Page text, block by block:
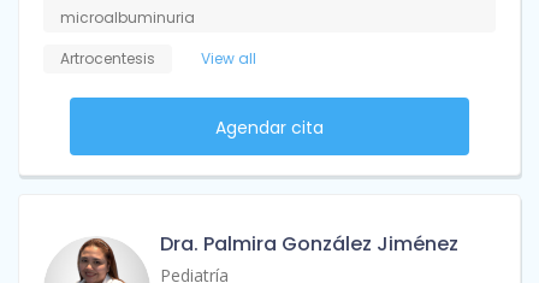
microalbuminuria
Artrocentesis
View all
Agendar cita
Dra. Palmira González Jiménez
Pediatría